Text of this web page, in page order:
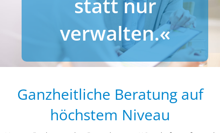
statt nur
verwalten.«
Ganzheitliche Beratung auf
höchstem Niveau